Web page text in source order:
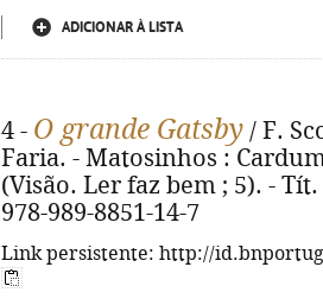
ADICIONAR À LISTA
4 - O grande Gatsby / F.
Faria. - Matosinhos :
(Visão. Ler faz bem ; 5). -
978-989-8851-14-7
Link persistente: http://